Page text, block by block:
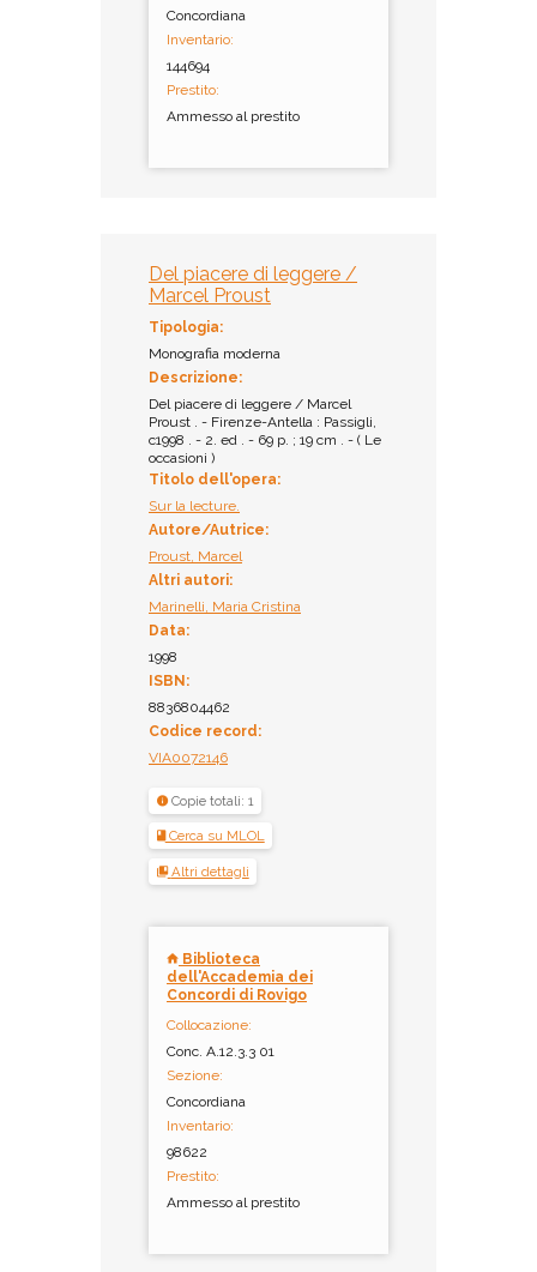
Concordiana
Inventario:
144694
Prestito:
Ammesso al prestito
Del piacere di leggere /
Marcel Proust
Tipologia:
Monografia moderna
Descrizione:
Del piacere di leggere / Marcel
Proust . - Firenze-Antella : Passigli,
c1998 . - 2. ed . - 69 p. ; 19 cm . - ( Le
occasioni )
Titolo dell'opera:
Sur la lecture.
Autore/Autrice:
Proust, Marcel
Altri autori:
Marinelli, Maria Cristina
Data:
1998
ISBN:
8836804462
Codice record:
VIA0072146
Copie totali: 1
Cerca su MLOL
Altri dettagli
Biblioteca
dell'Accademia dei
Concordi di Rovigo
Collocazione:
Conc. A.12.3.3 01
Sezione:
Concordiana
Inventario:
98622
Prestito:
Ammesso al prestito